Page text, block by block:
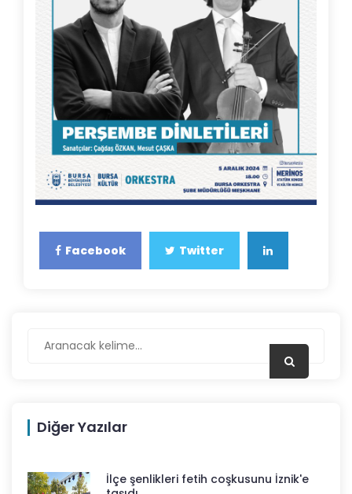
Facebook Twitter
Diğer Yazılar
İlçe şenlikleri fetih coşkusunu İznik'e